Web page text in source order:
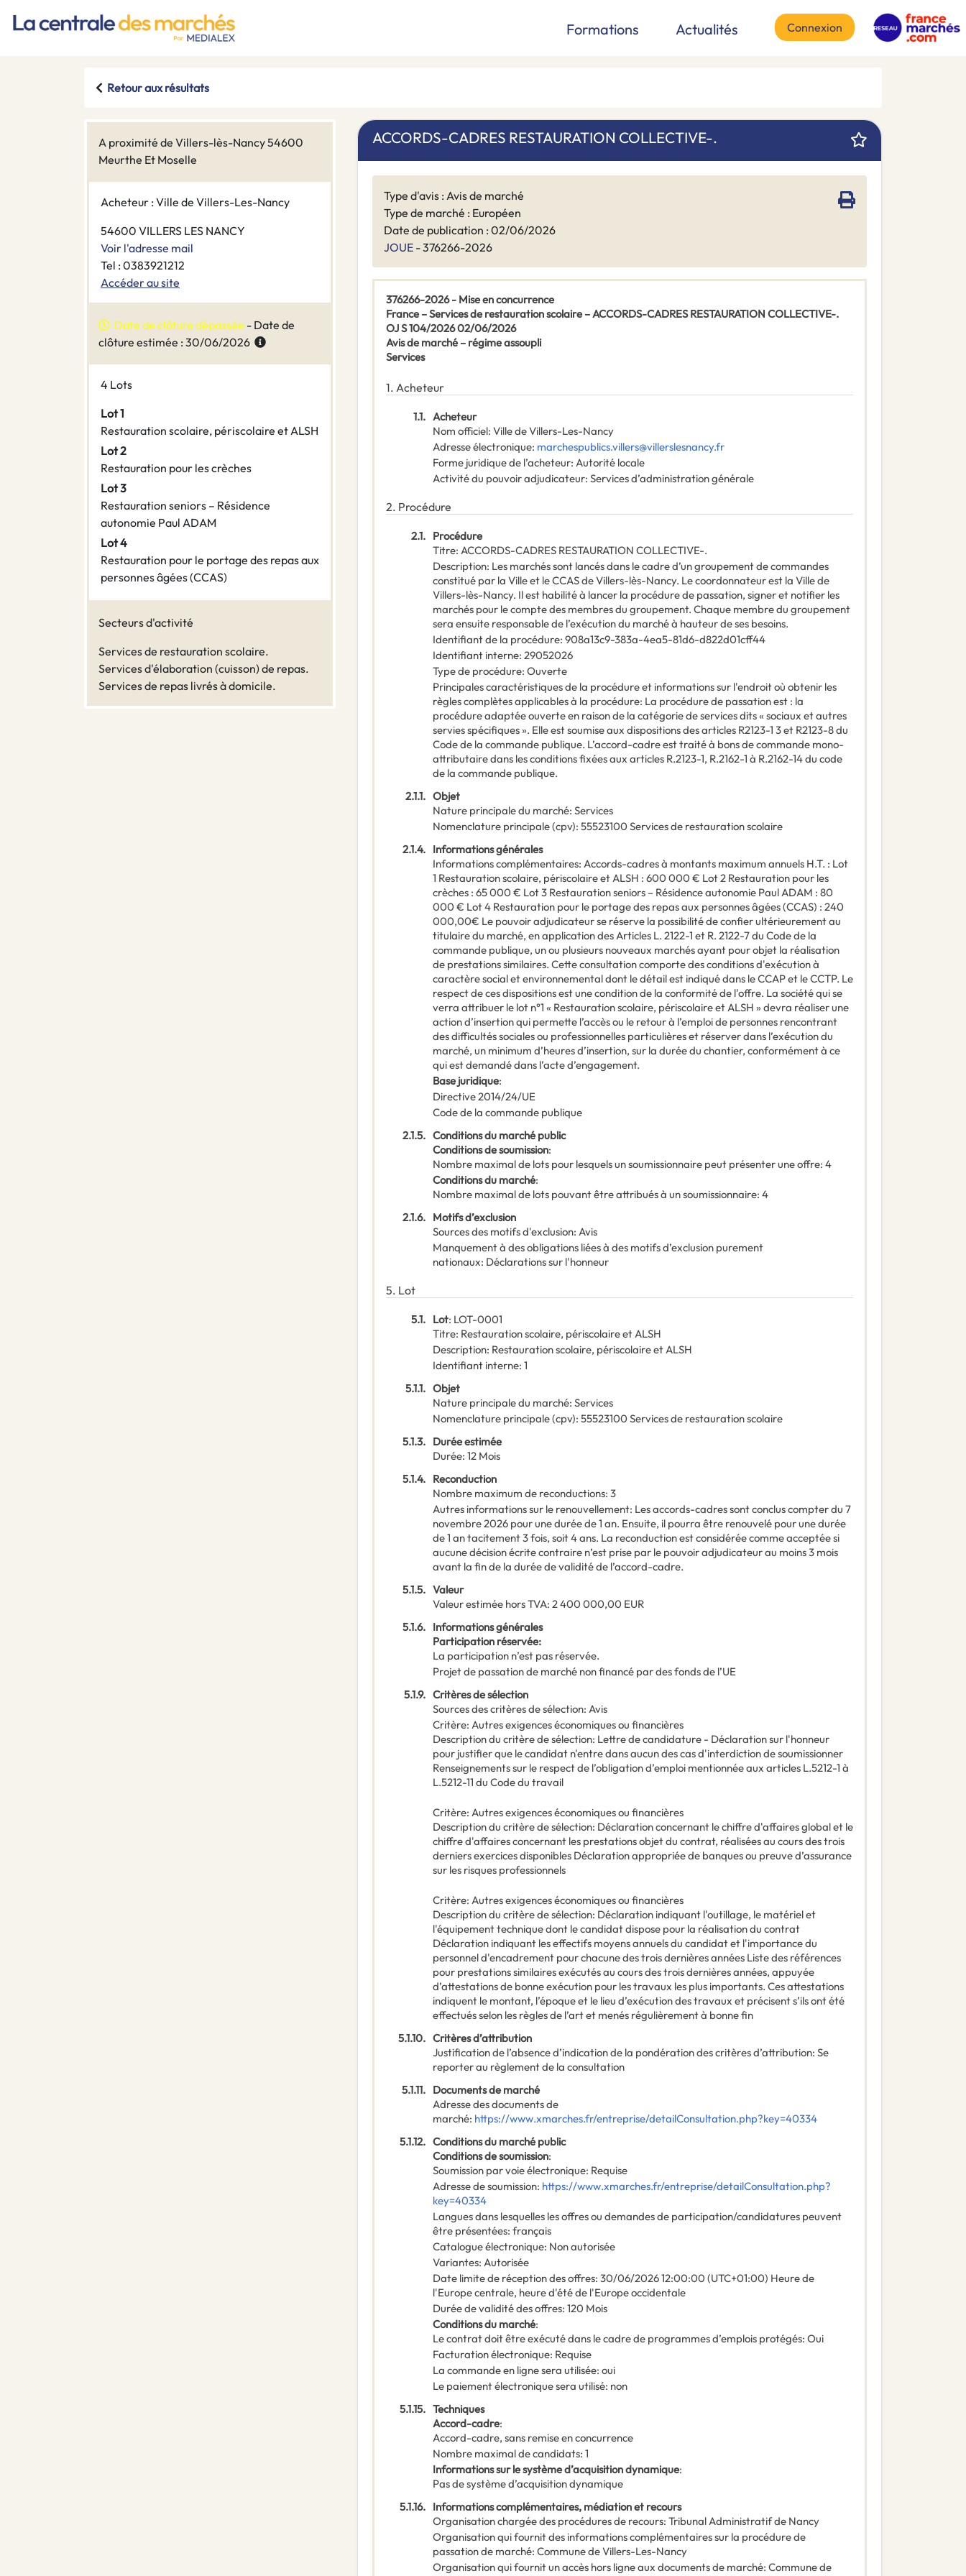
Formations Actualités Connexion
Retour aux résultats
A proximité de Villers-lès-Nancy 54600
Meurthe Et Moselle
Acheteur : Ville de Villers-Les-Nancy
54600 VILLERS LES NANCY
Voir l'adresse mail
Tel : 0383921212
Accéder au site
Date de clôture dépassée - Date de
clôture estimée : 30/06/2026
4 Lots
Lot 1
Restauration scolaire, périscolaire et ALSH
Lot 2
Restauration pour les crèches
Lot 3
Restauration seniors – Résidence
autonomie Paul ADAM
Lot 4
Restauration pour le portage des repas aux
personnes âgées (CCAS)
Secteurs d'activité
Services de restauration scolaire.
Services d'élaboration (cuisson) de repas.
Services de repas livrés à domicile.
ACCORDS-CADRES RESTAURATION COLLECTIVE-.
Type d'avis : Avis de marché
Type de marché : Européen
Date de publication : 02/06/2026
JOUE - 376266-2026
376266-2026 - Mise en concurrence
France – Services de restauration scolaire – ACCORDS-CADRES RESTAURATION COLLECTIVE-.
OJ S 104/2026 02/06/2026
Avis de marché – régime assoupli
Services
1. Acheteur
1.1. Acheteur
Nom officiel: Ville de Villers-Les-Nancy
Adresse électronique: marchespublics.villers@villerslesnancy.fr
Forme juridique de l’acheteur: Autorité locale
Activité du pouvoir adjudicateur: Services d’administration générale
2. Procédure
2.1. Procédure
Titre: ACCORDS-CADRES RESTAURATION COLLECTIVE-.
Description: Les marchés sont lancés dans le cadre d’un groupement de commandes
constitué par la Ville et le CCAS de Villers-lès-Nancy. Le coordonnateur est la Ville de
Villers-lès-Nancy. Il est habilité à lancer la procédure de passation, signer et notifier les
marchés pour le compte des membres du groupement. Chaque membre du groupement
sera ensuite responsable de l’exécution du marché à hauteur de ses besoins.
Identifiant de la procédure: 908a13c9-383a-4ea5-81d6-d822d01cff44
Identifiant interne: 29052026
Type de procédure: Ouverte
Principales caractéristiques de la procédure et informations sur l'endroit où obtenir les
règles complètes applicables à la procédure: La procédure de passation est : la
procédure adaptée ouverte en raison de la catégorie de services dits « sociaux et autres
servies spécifiques ». Elle est soumise aux dispositions des articles R2123-1 3 et R2123-8 du
Code de la commande publique. L’accord-cadre est traité à bons de commande mono-
attributaire dans les conditions fixées aux articles R.2123-1, R.2162-1 à R.2162-14 du code
de la commande publique.
2.1.1. Objet
Nature principale du marché: Services
Nomenclature principale(cpv): 55523100 Services de restauration scolaire
2.1.4. Informations générales
Informations complémentaires: Accords-cadres à montants maximum annuels H.T. : Lot
1 Restauration scolaire, périscolaire et ALSH : 600 000 € Lot 2 Restauration pour les
crèches : 65 000 € Lot 3 Restauration seniors – Résidence autonomie Paul ADAM : 80
000 € Lot 4 Restauration pour le portage des repas aux personnes âgées (CCAS) : 240
000,00€ Le pouvoir adjudicateur se réserve la possibilité de confier ultérieurement au
titulaire du marché, en application des Articles L. 2122-1 et R. 2122-7 du Code de la
commande publique, un ou plusieurs nouveaux marchés ayant pour objet la réalisation
de prestations similaires. Cette consultation comporte des conditions d'exécution à
caractère social et environnemental dont le détail est indiqué dans le CCAP et le CCTP. Le
respect de ces dispositions est une condition de la conformité de l'offre. La société qui se
verra attribuer le lot n°1 « Restauration scolaire, périscolaire et ALSH » devra réaliser une
action d’insertion qui permette l’accès ou le retour à l’emploi de personnes rencontrant
des difficultés sociales ou professionnelles particulières et réserver dans l’exécution du
marché, un minimum d’heures d’insertion, sur la durée du chantier, conformément à ce
qui est demandé dans l’acte d’engagement.
Base juridique:
Directive 2014/24/UE
Code de la commande publique
2.1.5. Conditions du marché public
Conditions de soumission:
Nombre maximal de lots pour lesquels un soumissionnaire peut présenter une offre: 4
Conditions du marché:
Nombre maximal de lots pouvant être attribués à un soumissionnaire: 4
2.1.6. Motifs d’exclusion
Sources des motifs d'exclusion: Avis
Manquement à des obligations liées à des motifs d’exclusion purement
nationaux: Déclarations sur l'honneur
5. Lot
5.1. Lot: LOT-0001
Titre: Restauration scolaire, périscolaire et ALSH
Description: Restauration scolaire, périscolaire et ALSH
Identifiant interne: 1
5.1.1. Objet
Nature principale du marché: Services
Nomenclature principale(cpv): 55523100 Services de restauration scolaire
5.1.3. Durée estimée
Durée: 12 Mois
5.1.4. Reconduction
Nombre maximum de reconductions: 3
Autres informations sur le renouvellement: Les accords-cadres sont conclus compter du 7
novembre 2026 pour une durée de 1 an. Ensuite, il pourra être renouvelé pour une durée
de 1 an tacitement 3 fois, soit 4 ans. La reconduction est considérée comme acceptée si
aucune décision écrite contraire n’est prise par le pouvoir adjudicateur au moins 3 mois
avant la fin de la durée de validité de l’accord-cadre.
5.1.5. Valeur
Valeur estimée hors TVA: 2 400 000,00 EUR
5.1.6. Informations générales
Participation réservée:
La participation n’est pas réservée.
Projet de passation de marché non financé par des fonds de l’UE
5.1.9. Critères de sélection
Sources des critères de sélection: Avis
Critère: Autres exigences économiques ou financières
Description du critère de sélection: Lettre de candidature - Déclaration sur l'honneur
pour justifier que le candidat n'entre dans aucun des cas d'interdiction de soumissionner
Renseignements sur le respect de l’obligation d’emploi mentionnée aux articles L.5212-1 à
L.5212-11 du Code du travail
Critère: Autres exigences économiques ou financières
Description du critère de sélection: Déclaration concernant le chiffre d'affaires global et le
chiffre d'affaires concernant les prestations objet du contrat, réalisées au cours des trois
derniers exercices disponibles Déclaration appropriée de banques ou preuve d’assurance
sur les risques professionnels
Critère: Autres exigences économiques ou financières
Description du critère de sélection: Déclaration indiquant l'outillage, le matériel et
l'équipement technique dont le candidat dispose pour la réalisation du contrat
Déclaration indiquant les effectifs moyens annuels du candidat et l'importance du
personnel d'encadrement pour chacune des trois dernières années Liste des références
pour prestations similaires exécutés au cours des trois dernières années, appuyée
d’attestations de bonne exécution pour les travaux les plus importants. Ces attestations
indiquent le montant, l’époque et le lieu d’exécution des travaux et précisent s’ils ont été
effectués selon les règles de l’art et menés régulièrement à bonne fin
5.1.10. Critères d’attribution
Justification de l’absence d’indication de la pondération des critères d’attribution: Se
reporter au règlement de la consultation
5.1.11. Documents de marché
Adresse des documents de
marché: https://www.xmarches.fr/entreprise/detailConsultation.php?key=40334
5.1.12. Conditions du marché public
Conditions de soumission:
Soumission par voie électronique: Requise
Adresse de soumission: https://www.xmarches.fr/entreprise/detailConsultation.php?
key=40334
Langues dans lesquelles les offres ou demandes de participation/candidatures peuvent
être présentées: français
Catalogue électronique: Non autorisée
Variantes: Autorisée
Date limite de réception des offres: 30/06/202612:00:00 (UTC+01:00) Heure de
l'Europe centrale, heure d'été de l'Europe occidentale
Durée de validité des offres: 120 Mois
Conditions du marché:
Le contrat doit être exécuté dans le cadre de programmes d’emplois protégés: Oui
Facturation électronique: Requise
La commande en ligne sera utilisée: oui
Le paiement électronique sera utilisé: non
5.1.15. Techniques
Accord-cadre:
Accord-cadre, sans remise en concurrence
Nombre maximal de candidats: 1
Informations sur le système d’acquisition dynamique:
Pas de système d’acquisition dynamique
5.1.16. Informations complémentaires, médiation et recours
Organisation chargée des procédures de recours: Tribunal Administratif de Nancy
Organisation qui fournit des informations complémentaires sur la procédure de
passation de marché: Commune de Villers-Les-Nancy
Organisation qui fournit un accès hors ligne aux documents de marché: Commune de